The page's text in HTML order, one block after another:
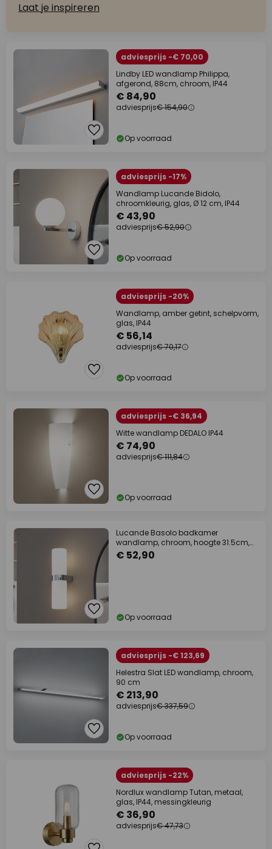
Laat je inspireren
adviesprijs -€ 70,00
Lindby LED wandlamp Philippa,
afgerond, 88cm, chroom, IP44
€ 84,90
adviesprijs€ 154,90
Op voorraad
adviesprijs -17%
Wandlamp Lucande Bidolo,
chroomkleurig, glas, Ø 12 cm, IP44
€ 43,90
adviesprijs€ 52,90
Op voorraad
adviesprijs -20%
Wandlamp, amber getint, schelpvorm,
glas, IP44
€ 56,14
adviesprijs€ 70,17
Op voorraad
adviesprijs -€ 36,94
Witte wandlamp DEDALO IP44
€ 74,90
adviesprijs€ 111,84
Op voorraad
Lucande Basolo badkamer
wandlamp, chroom, hoogte 31.5cm,
glas, IP44
€ 52,90
Op voorraad
adviesprijs -€ 123,69
Helestra Slat LED wandlamp, chroom,
90 cm
€ 213,90
adviesprijs€ 337,59
Op voorraad
adviesprijs -22%
Nordlux wandlamp Tutan, metaal,
glas, IP44, messingkleurig
€ 36,90
adviesprijs€ 47,73